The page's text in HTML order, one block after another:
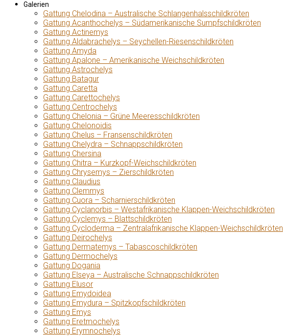
Galerien
Gattung Chelodina – Australische Schlangenhalsschildkröten
Gattung Acanthochelys – Südamerikanische Sumpfschildkröten
Gattung Actinemys
Gattung Aldabrachelys – Seychellen-Riesenschildkröten
Gattung Amyda
Gattung Apalone – Amerikanische Weichschildkröten
Gattung Astrochelys
Gattung Batagur
Gattung Caretta
Gattung Carettochelys
Gattung Centrochelys
Gattung Chelonia – Grüne Meeresschildkröten
Gattung Chelonoidis
Gattung Chelus – Fransenschildkröten
Gattung Chelydra – Schnappschildkröten
Gattung Chersina
Gattung Chitra – Kurzkopf-Weichschildkröten
Gattung Chrysemys – Zierschildkröten
Gattung Claudius
Gattung Clemmys
Gattung Cuora – Scharnierschildkröten
Gattung Cyclanorbis – Westafrikanische Klappen-Weichschildkröten
Gattung Cyclemys – Blattschildkröten
Gattung Cycloderma – Zentralafrikanische Klappen-Weichschildkröten
Gattung Deirochelys
Gattung Dermatemys – Tabascoschildkröten
Gattung Dermochelys
Gattung Dogania
Gattung Elseya – Australische Schnappschildkröten
Gattung Elusor
Gattung Emydoidea
Gattung Emydura – Spitzkopfschildkröten
Gattung Emys
Gattung Eretmochelys
Gattung Erymnochelys